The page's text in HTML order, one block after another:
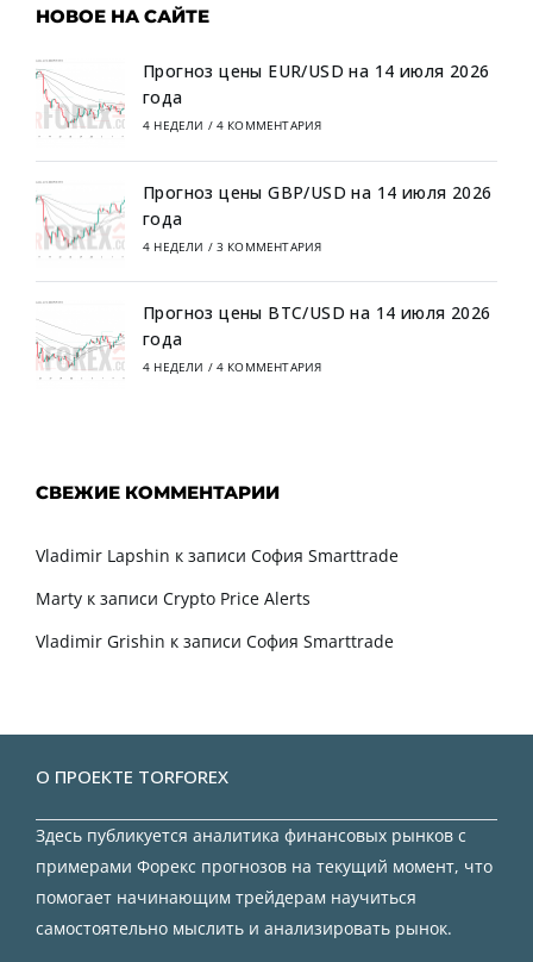
НОВОЕ НА САЙТЕ
Прогноз цены EUR/USD на 14 июля 2026
года
4 НЕДЕЛИ / 4 КОММЕНТАРИЯ
Прогноз цены GBP/USD на 14 июля 2026
года
4 НЕДЕЛИ / 3 КОММЕНТАРИЯ
Прогноз цены BTC/USD на 14 июля 2026
года
4 НЕДЕЛИ / 4 КОММЕНТАРИЯ
СВЕЖИЕ КОММЕНТАРИИ
Vladimir Lapshin к записи София Smarttrade
Marty к записи Crypto Price Alerts
Vladimir Grishin к записи София Smarttrade
О ПРОЕКТЕ TORFOREX
Здесь публикуется аналитика финансовых рынков с
примерами Форекс прогнозов на текущий момент, что
помогает начинающим трейдерам научиться
самостоятельно мыслить и анализировать рынок.